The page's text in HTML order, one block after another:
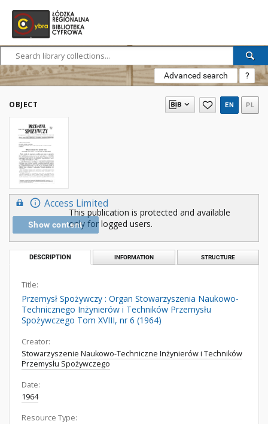
Advanced search ?
OBJECT EN PL
Access Limited
Show content
This publication is protected and available
only for logged users.
DESCRIPTION INFORMATION STRUCTURE
Title:
Przemysł Spożywczy : Organ Stowarzyszenia Naukowo-
Technicznego Inżynierów i Techników Przemysłu
Spożywczego Tom XVIII, nr 6 (1964)
Creator:
Stowarzyszenie Naukowo-Techniczne Inżynierów i Techników
Przemysłu Spożywczego
Date:
1964
Resource Type: